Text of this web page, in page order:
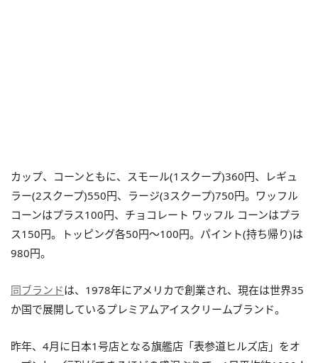
カップ、コーンともに、スモール(1スクープ)360円、レギュ
ラー(2スクープ)550円、ラージ(3スクープ)750円。ワッフル
コーンはプラス100円、チョコレート ワッフル コーンはプラ
ス150円。トッピング各50円～100円。パイント(持ち帰り)は
980円。
同ブランドは、1978年にアメリカで創業され、現在は世界35
か国で展開しているプレミアムアイスクリームブランド。
昨年、4月に日本1号店となる旗艦店「表参道ヒルズ店」をオ